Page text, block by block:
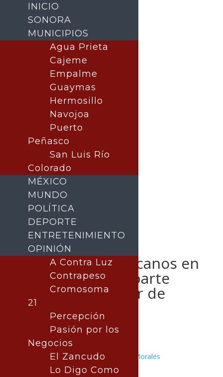
Atención a mexicanos en
Nepal: SRE comparte
número consular de
emergencia
Publicado por:Juan Antonio Pérez Morales
|Nota Principal
INICIO
SONORA
MUNICIPIOS
Agua Prieta
Cajeme
Empalme
Guaymas
Hermosillo
Navojoa
Puerto
Peñasco
San Luis Río
Colorado
MÉXICO
MUNDO
POLÍTICA
DEPORTE
ENTRETENIMIENTO
OPINIÓN
A Contra Luz
Contrapeso
Cromosoma
21
Percepción
Pasión por los
Negocios
El Zancudo
Lo Digo Como